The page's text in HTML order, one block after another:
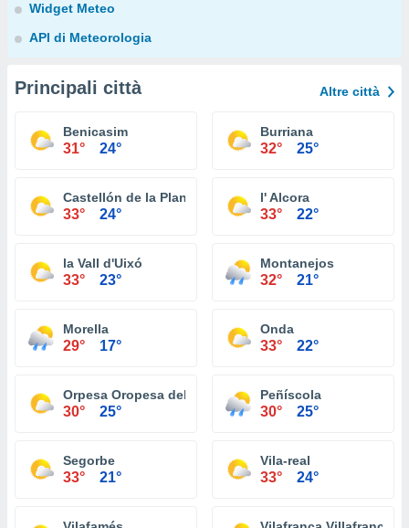
Widget Meteo
API di Meteorologia
Principali città Altre città
Benicasim
31° 24°
Burriana
32° 25°
Castellón de la Plana
33° 24°
l' Alcora
33° 22°
la Vall d'Uixó
33° 23°
Montanejos
32° 21°
Morella
29° 17°
Onda
33° 22°
Orpesa Oropesa del Mar
30° 25°
Peñíscola
30° 25°
Segorbe
33° 21°
Vila-real
33° 24°